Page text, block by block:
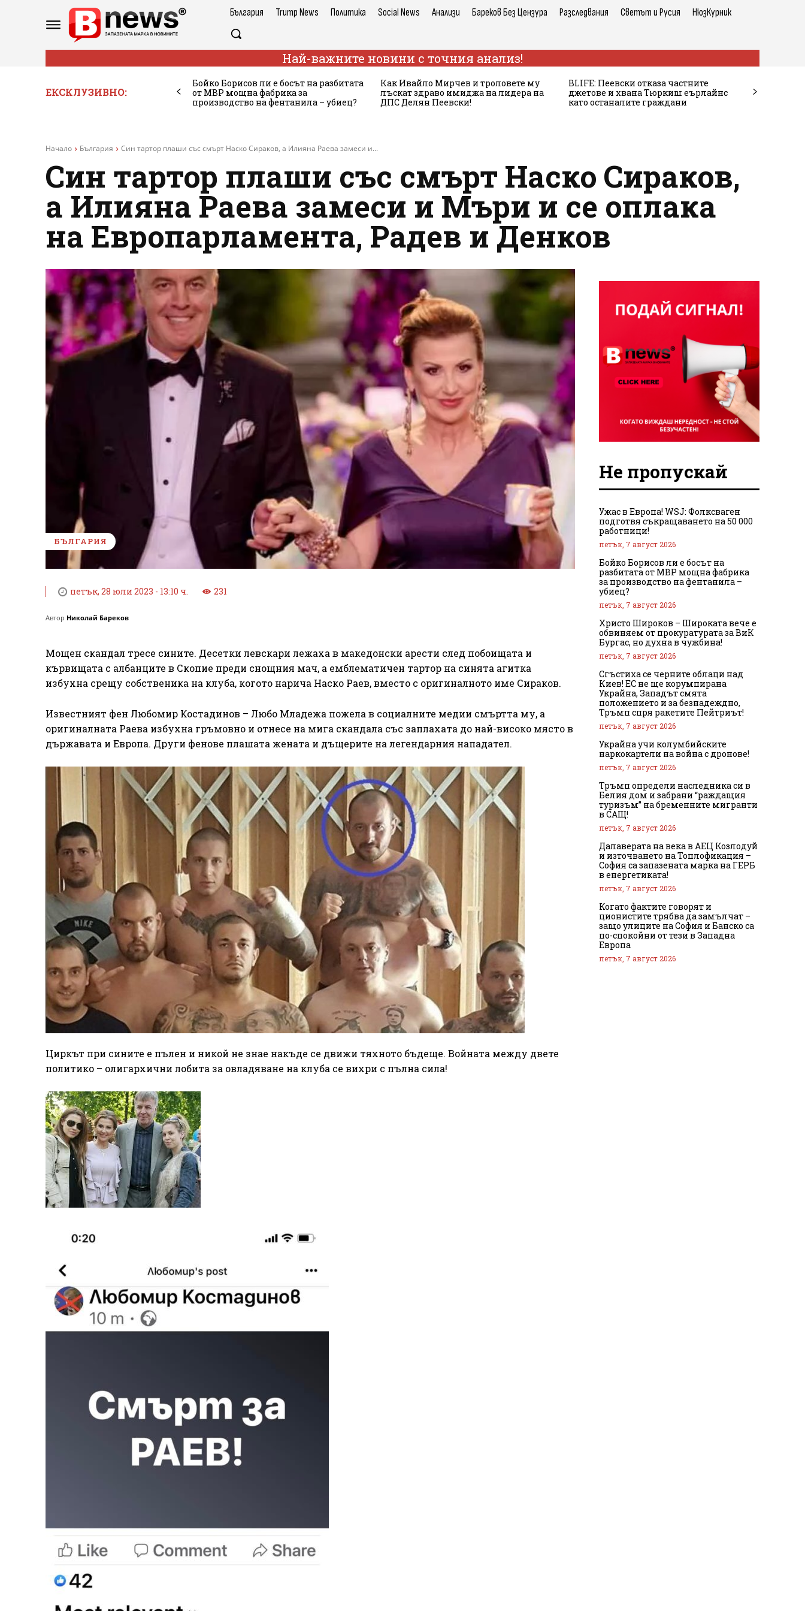
България Trump News Политика Social News Анализи Бареков Без Цензура Разследвания Светът и Русия НюзКурник
Най-важните новини с точния анализ!
ЕКСКЛУЗИВНО:
Бойко Борисов ли е босът на разбитата
от МВР мощна фабрика за
производство на фентанила – убиец?
Как Ивайло Мирчев и троловете му
лъскат здраво имиджа на лидера на
ДПС Делян Пеевски!
BLIFE: Пеевски отказа частните
джетове и хвана Тюркиш еърлайнс
като останалите граждани
Начало България Син тартор плаши със смърт Наско Сираков, а Илияна Раева замеси и...
Син тартор плаши със смърт Наско Сираков,
а Илияна Раева замеси и Мъри и се оплака
на Европарламента, Радев и Денков
БЪЛГАРИЯ
петък, 28 юли 2023 - 13:10 ч. 231
Автор Николай Бареков
Мощен скандал тресе сините. Десетки левскари лежаха в македонски арести след побоищата и
кървищата с албанците в Скопие преди снощния мач, а емблематичен тартор на синята агитка
избухна срещу собственика на клуба, когото нарича Наско Раев, вместо с оригиналното име Сираков.
Известният фен Любомир Костадинов – Любо Младежа пожела в социалните медии смъртта му, а
оригиналната Раева избухна гръмовно и отнесе на мига скандала със заплахата до най-високо място в
държавата и Европа. Други фенове плашата жената и дъщерите на легендарния нападател.
Циркът при сините е пълен и никой не знае накъде се движи тяхното бъдеще. Войната между двете
политико – олигархични лобита за овладяване на клуба се вихри с пълна сила!
Не пропускай
Ужас в Европа! WSJ: Фолксваген
подготвя съкращаването на 50 000
работници!
петък, 7 август 2026
Бойко Борисов ли е босът на
разбитата от МВР мощна фабрика
за производство на фентанила –
убиец?
петък, 7 август 2026
Христо Широков – Широката вече е
обвиняем от прокуратурата за ВиК
Бургас, но духна в чужбина!
петък, 7 август 2026
Сгъстиха се черните облаци над
Киев! ЕС не ще корумпирана
Украйна, Западът смята
положението и за безнадеждно,
Тръмп спря ракетите Пейтриът!
петък, 7 август 2026
Украйна учи колумбийските
наркокартели на война с дронове!
петък, 7 август 2026
Тръмп определи наследника си в
Белия дом и забрани “раждащия
туризъм” на бременните мигранти
в САЩ!
петък, 7 август 2026
Далаверата на века в АЕЦ Козлодуй
и източването на Топлофикация –
София са запазената марка на ГЕРБ
в енергетиката!
петък, 7 август 2026
Когато фактите говорят и
ционистите трябва да замълчат –
защо улиците на София и Банско са
по-спокойни от тези в Западна
Европа
петък, 7 август 2026